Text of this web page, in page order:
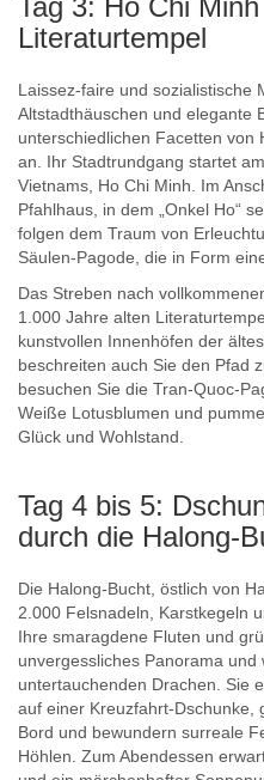
Literaturtempel
Laissez-faire und sozialistische
Altstadthäuschen und elegante
unterschiedlichen Facetten von
an. Ihr Stadtrundgang startet
Vietnams, Ho Chi Minh. Im
Pfahlhaus, in dem „Onkel Ho“
folgen dem Traum von
Säulen-Pagode, die in Form
Das Streben nach
1.000 Jahre alten
kunstvollen Innenhöfen der
beschreiten auch Sie den Pfad
besuchen Sie die Tran-Quoc-
Weiße Lotusblumen und
Glück und Wohlstand.
Tag 4 bis 5:
durch die Halong-
Die Halong-Bucht, östlich von
2.000 Felsnadeln, Karstkegeln
Ihre smaragdene Fluten und
unvergessliches Panorama und
untertauchenden Drachen. Sie
auf einer Kreuzfahrt-Dschunke,
Bord und bewundern surreale
Höhlen. Zum Abendessen